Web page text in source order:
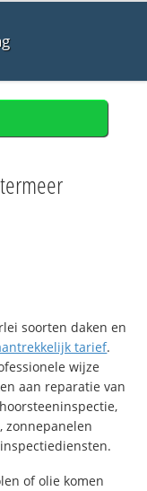
soorten daken en
tarief.
wijze
aan reparatie van
zonnepanelen
of olie komen